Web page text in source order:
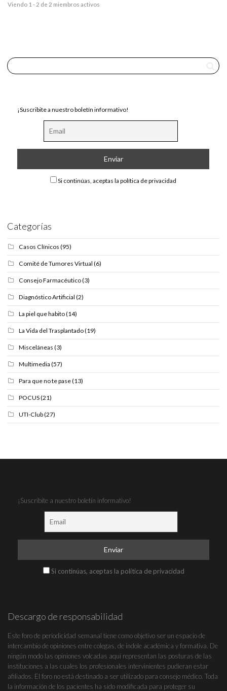
Viendo 1 - 2 de 2 miembros activos
¡Suscribite a nuestro boletín informativo!
Si continúas, aceptas la política de privacidad
Categorías
Casos Clínicos (95)
Comité de Tumores Virtual (6)
Consejo Farmacéutico(3)
Diagnóstico Artificial (2)
La piel que habito(14)
La Vida del Trasplantado(19)
Misceláneas (3)
Multimedia (57)
Para que no te pase(13)
POCUS(21)
UTI-Club(27)
¡Suscribite a nuestro boletín informativo!
Si continúas, aceptas la política de privacidad
Descargo de responsabilidad
Este foro de periodicidad semanal tiene como objetivo ser un espacio de
intercambio de opiniones entre colegas, de índole académica y formativa. De
ningún modo las opiniones volcadas aquí representan las posturas de las
instituciones a las cuales los profesionales intervinientes pudieran estar
afiliados. El foro no está destinado a ser utilizado para consejo médico. Toda
la información de los pacientes ha sido modificada para proteger su